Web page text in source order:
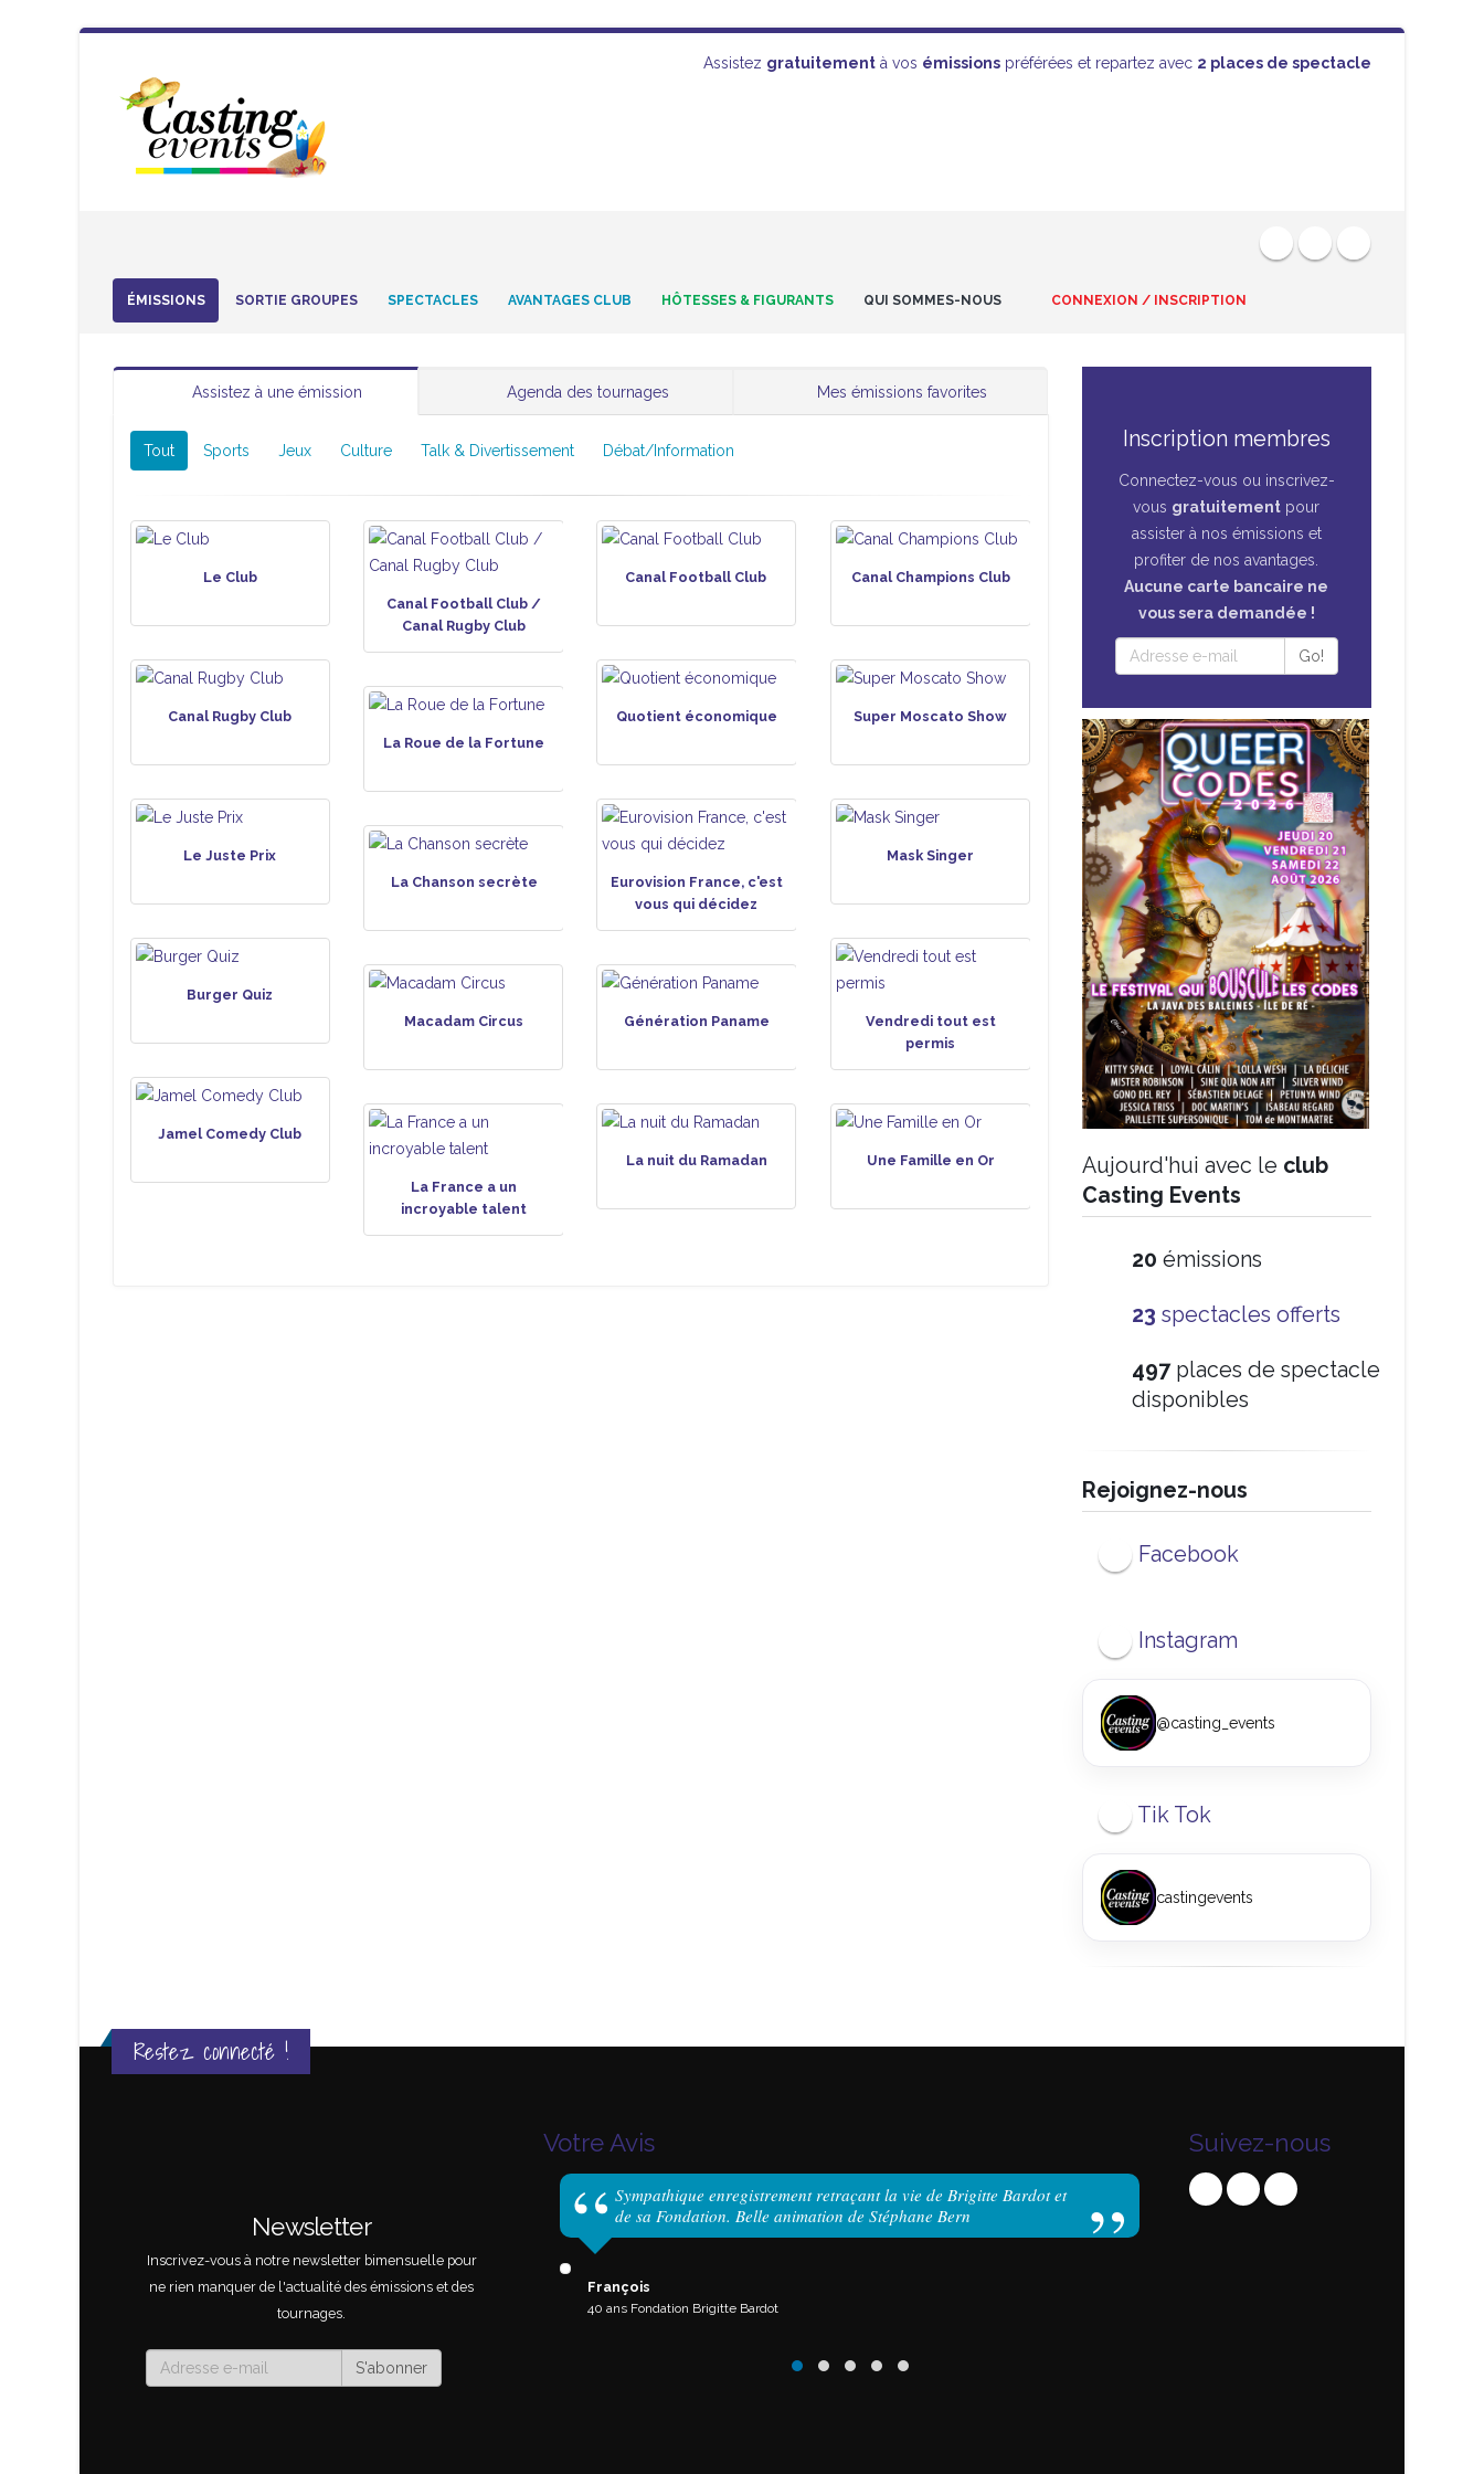
Assistez gratuitement à vos émissions préférées et repartez avec 2 places de spectacle
ÉMISSIONS SORTIE GROUPES SPECTACLES AVANTAGES CLUB HÔTESSES & FIGURANTS QUI SOMMES-NOUS CONNEXION / INSCRIPTION
Assistez à une émission Agenda des tournages Mes émissions favorites
Tout Sports Jeux Culture Talk & Divertissement Débat/Information
Le Club
Canal Football Club /
Canal Rugby Club
Canal Football Club Canal Champions Club
Canal Rugby Club Quotient économique
Super Moscato Show
La Roue de la Fortune
Le Juste Prix
Eurovision France, c'est
vous qui décidez
Mask Singer
La Chanson secrète
Burger Quiz
Vendredi tout est
permis
Macadam Circus Génération Paname
Jamel Comedy Club
La France a un
incroyable talent
La nuit du Ramadan Une Famille en Or
Inscription membres
Connectez-vous ou inscrivez-
vous gratuitement pour
assister à nos émissions et
profiter de nos avantages.
Aucune carte bancaire ne
vous sera demandée !
Go!
Aujourd'hui avec le club
Casting Events
20 émissions
23 spectacles offerts
497places de spectacle
disponibles
Rejoignez-nous
Facebook
Instagram
@casting_events
Tik Tok
castingevents
Restez connecté !
Newsletter
Inscrivez-vous à notre newsletter bimensuelle pour
ne rien manquer de l'actualité des émissions et des
tournages.
S'abonner
Votre Avis
Fondation Brigitte Bardot
Sympathique enregistrement retraçant la vie de Brigitte Bardot et
de sa Fondation. Belle animation de Stéphane Bern
François
40 ans Fondation Brigitte Bardot
Suivez-nous